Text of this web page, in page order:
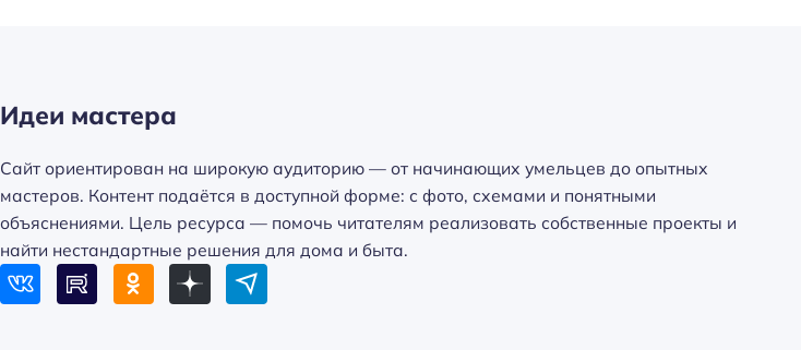
Идеи мастера
Сайт ориентирован на широкую аудиторию — от начинающих умельцев до опытных
мастеров. Контент подаётся в доступной форме: с фото, схемами и понятными
объяснениями. Цель ресурса — помочь читателям реализовать собственные проекты и
найти нестандартные решения для дома и быта.